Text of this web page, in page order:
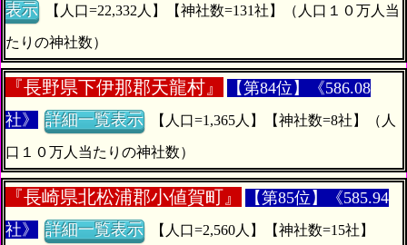
表示
たりの神社数）
『長野県下伊那郡天龍村』
【第84位】《586.08
社》
詳細一覧表示
口１０万人当たりの神社数）
『長崎県北松浦郡小値賀町』
【第85位】《585.94
社》
詳細一覧表示